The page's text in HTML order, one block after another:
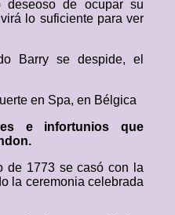
deseoso de ocupar su
lo suficiente para ver
Barry se despide, el
en Spa, en Bélgica
e infortunios que
de 1773 se casó con la
la ceremonia celebrada